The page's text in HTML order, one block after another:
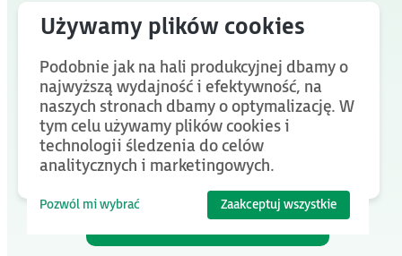
Twoje wyzwanie
to pytanie, na które
znajdujemy odpowiedź
Poszukajmy jej razem
Podobnie jak na hali produkcyjnej dbamy o
najwyższą wydajność i efektywność, na
naszych stronach dbamy o optymalizację. W
tym celu używamy plików cookies i
technologii śledzenia do celów
analitycznych i marketingowych.
Pozwól mi wybrać Zaakceptuj wszystkie